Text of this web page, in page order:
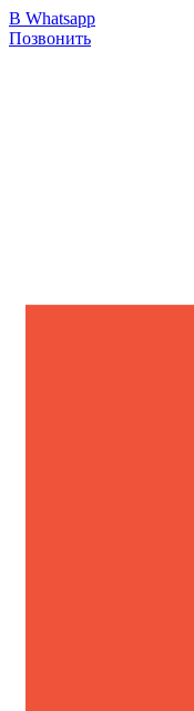
В Whatsapp
Позвонить